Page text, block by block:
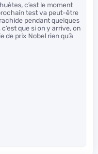
c’est le moment
test va peut-être
pendant quelques
que si on y arrive, on
de prix Nobel rien qu’à